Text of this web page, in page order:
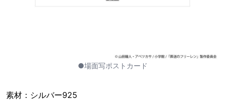
●場面写ポストカード
素材：シルバー925